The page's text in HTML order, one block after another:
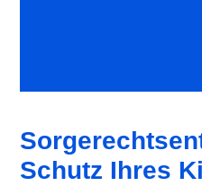
Schutz Ihres